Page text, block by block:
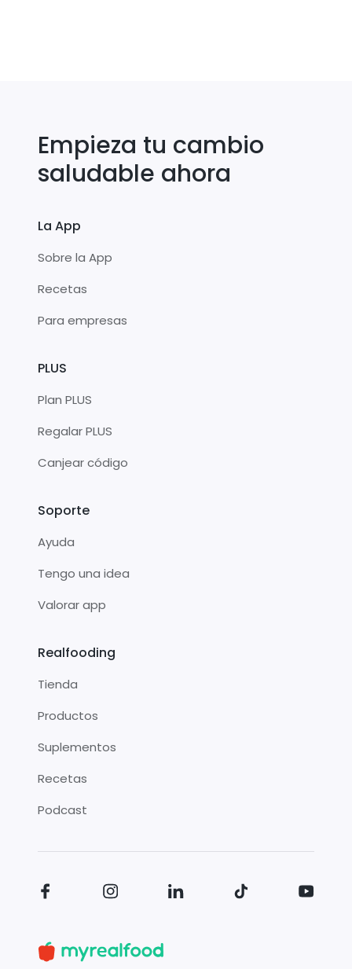
Empieza tu cambio
saludable ahora
La App
Sobre la App
Recetas
Para empresas
PLUS
Plan PLUS
Regalar PLUS
Canjear código
Soporte
Ayuda
Tengo una idea
Valorar app
Realfooding
Tienda
Productos
Suplementos
Recetas
Podcast